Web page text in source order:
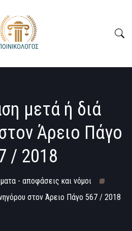
μετά ή διά
Άρειο Πάγο
/ 2018
- αποφάσεις και νόμοι
στον Άρειο Πάγο 567 / 2018